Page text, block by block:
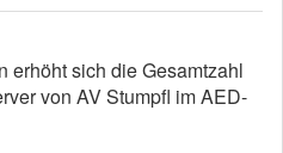
erhöht sich die Gesamtzahl
von AV Stumpfl im AED-